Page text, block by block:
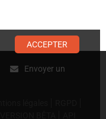
Envoyer un
ACCEPTER